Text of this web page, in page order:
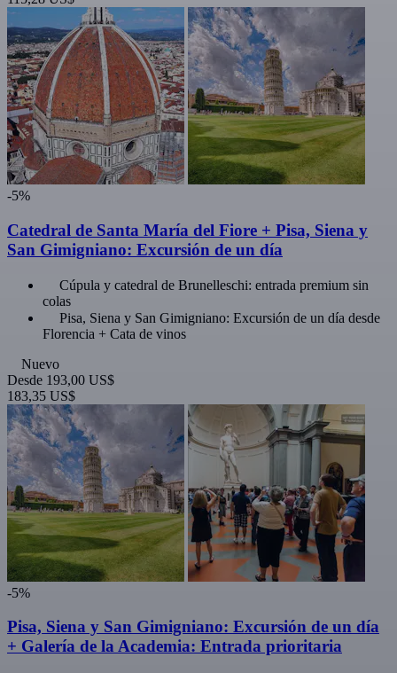
-5%
Catedral de Santa María del Fiore + Pisa, Siena y
San Gimigniano: Excursión de un día
Cúpula y catedral de Brunelleschi: entrada premium sin
colas
Pisa, Siena y San Gimigniano: Excursión de un día desde
Florencia + Cata de vinos
Nuevo
Desde 193,00 US$
183,35 US$
-5%
Pisa, Siena y San Gimigniano: Excursión de un día
+ Galería de la Academia: Entrada prioritaria